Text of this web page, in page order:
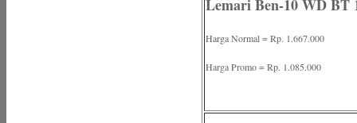
Lemari Ben-10 WD BT
Harga Normal = Rp. 1.667.000
Harga Promo = Rp. 1.085.000